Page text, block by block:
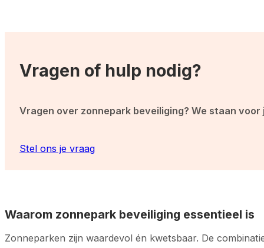
Vragen of hulp nodig?
Vragen over zonnepark beveiliging? We staan
Stel ons je vraag
Waarom zonnepark beveiliging essentieel is
Zonneparken zijn waardevol én kwetsbaar. De